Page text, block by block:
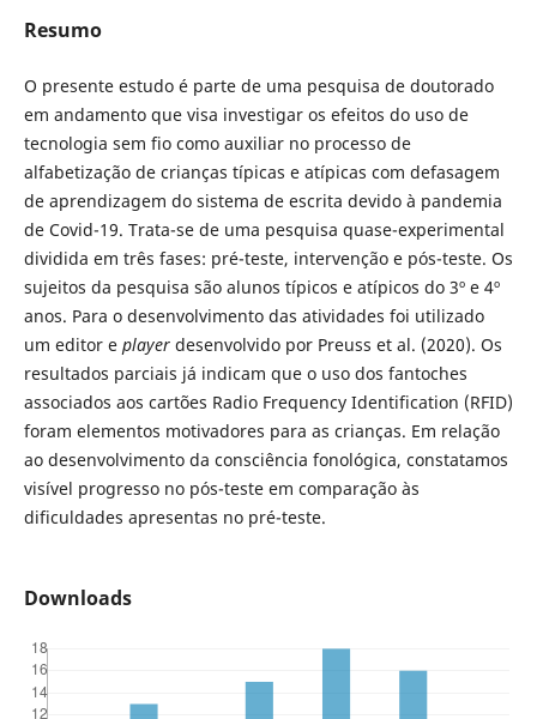
Resumo
O presente estudo é parte de uma pesquisa de doutorado
em andamento que visa investigar os efeitos do uso de
tecnologia sem fio como auxiliar no processo de
alfabetização de crianças típicas e atípicas com defasagem
de aprendizagem do sistema de escrita devido à pandemia
de Covid-19. Trata-se de uma pesquisa quase-experimental
dividida em três fases: pré-teste, intervenção e pós-teste. Os
sujeitos da pesquisa são alunos típicos e atípicos do 3º e 4º
anos. Para o desenvolvimento das atividades foi utilizado
um editor e playerdesenvolvido por Preuss et al. (2020). Os
resultados parciais já indicam que o uso dos fantoches
associados aos cartões Radio Frequency Identification (RFID)
foram elementos motivadores para as crianças. Em relação
ao desenvolvimento da consciência fonológica, constatamos
visível progresso no pós-teste em comparação às
dificuldades apresentas no pré-teste.
Downloads